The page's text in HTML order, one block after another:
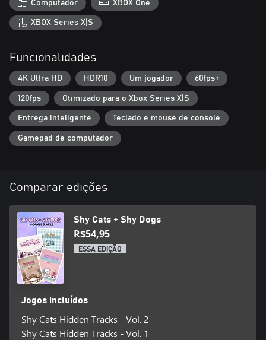
Computador XBOX One
XBOX Series X|S
Funcionalidades
4K Ultra HD HDR10 Um jogador 60fps+
120fps Otimizado para o Xbox Series X|S
Entrega inteligente Teclado e mouse de console
Gamepad de computador
Comparar edições
Shy Cats + Shy Dogs
R$54,95
ESSA EDIÇÃO
Jogos incluídos
Shy Cats Hidden Tracks - Vol. 2
Shy Cats Hidden Tracks - Vol. 1